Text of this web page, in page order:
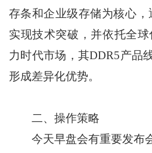
存条和企业级存储为核心，
实现技术突破，并依托全
力时代市场，其DDR5产品
形成差异化优势。
二、操作策略
今天早盘会有重要发布